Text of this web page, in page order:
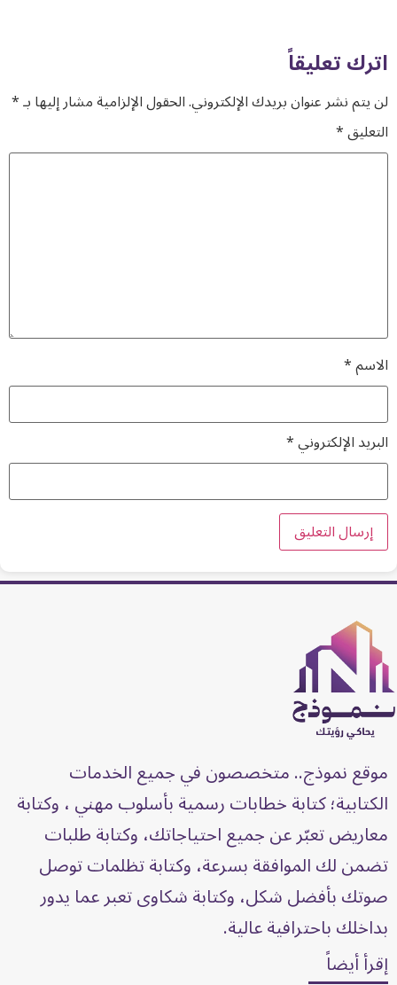
اترك تعليقاً
لن يتم نشر عنوان بريدك الإلكتروني.الحقول الإلزامية مشار إليها بـ*
التعليق*
الاسم*
البريد الإلكتروني*
موقع نموذج.. متخصصون في جميع الخدمات
الكتابية؛ كتابة خطابات رسمية بأسلوب مهني ، وكتابة
معاريض تعبّر عن جميع احتياجاتك، وكتابة طلبات
تضمن لك الموافقة بسرعة، وكتابة تظلمات توصل
صوتك بأفضل شكل، وكتابة شكاوى تعبر عما يدور
بداخلك باحترافية عالية.
إقرأ أيضاً